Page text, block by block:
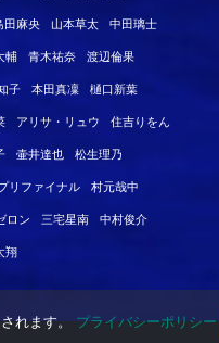
田麻央 山本草太 中田璃士
輔 青木祐奈 渡辺倫果
子 本田真凜 樋口新葉
アリサ・リュウ 住吉りをん
壷井達也 松生理乃
リファイナル 村元哉中
ロン 三宅星南 中村俊介
翔
されます。プライバシーポリシー